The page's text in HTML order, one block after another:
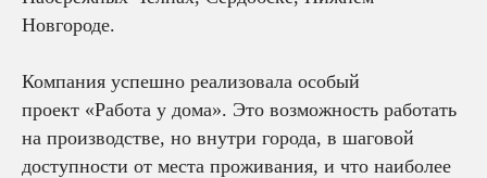
Новгороде.
Компания успешно реализовала особый
проект «Работа у дома». Это возможность работать
на производстве, но внутри города, в шаговой
доступности от места проживания, и что наиболее